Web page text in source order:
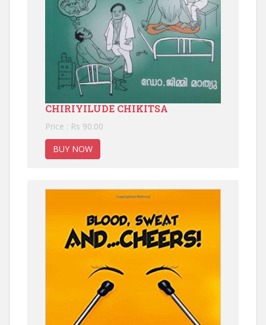
CHIRIYILUDE CHIKITSA
Price : Rs 90.00
BUY NOW